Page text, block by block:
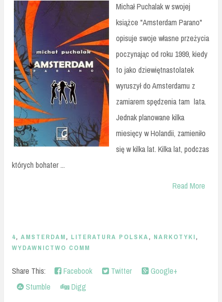
Michał Puchalak w swojej
książce "Amsterdam Parano"
opisuje swoje własne przeżycia
poczynając od roku 1999, kiedy
to jako dziewiętnastolatek
wyruszył do Amsterdamu z
zamiarem spędzenia tam lata.
Jednak planowane kilka
miesięcy w Holandii, zamieniło
się w kilka lat. Kilka lat, podczas
których bohater ...
Read More
4, AMSTERDAM, LITERATURA POLSKA, NARKOTYKI,
WYDAWNICTWO COMM
Share This: Facebook Twitter
Google+
Stumble
Digg